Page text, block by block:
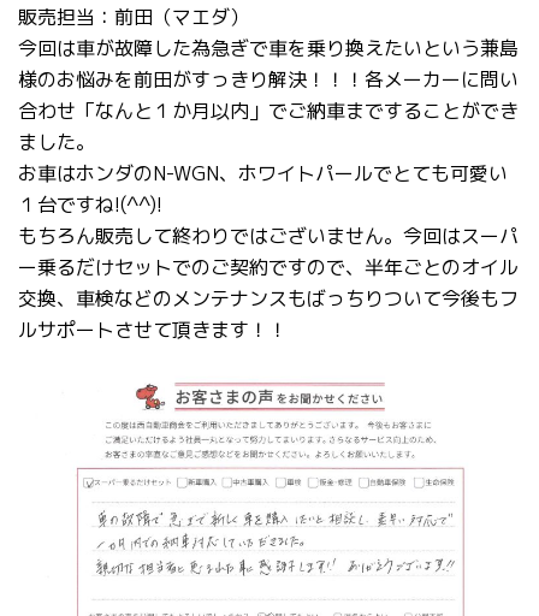
販売担当：前田（マエダ）
今回は車が故障した為急ぎで車を乗り換えたいという兼島
様のお悩みを前田がすっきり解決！！！各メーカーに問い
合わせ「なんと１か月以内」でご納車まですることができ
ました。
お車はホンダのN-WGN、ホワイトパールでとても可愛い
１台ですね!(^^)!
もちろん販売して終わりではございません。今回はスーパ
ー乗るだけセットでのご契約ですので、半年ごとのオイル
交換、車検などのメンテナンスもばっちりついて今後もフ
ルサポートさせて頂きます！！